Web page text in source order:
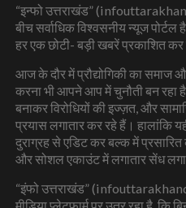
“इन्फो उत्तराखंड”
बीच सर्वाधिक विश्वसनीय न्यूज
हर एक छोटी- बड़ी खबरें प्रकाशित कर
आज के दौर में प्रौद्योगिकी का समाज
करना भी आपने आप में चुनौती बन रहा
बनाकर विरोधियों की इज्ज़त, और
प्रयास लगातार कर रहे हैं। हालांकि
दुराग्रह से एडिट कर बल्क में
और सोशल एकाउंट में लगातार सेंध
“इंफो उत्तराखंड”